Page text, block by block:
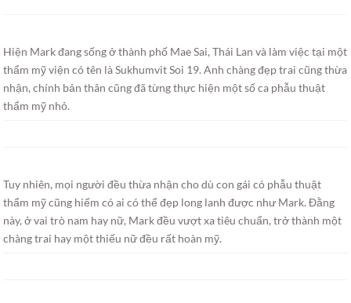
Hiện Mark đang sống ở thành phố Mae Sai, Thái Lan và làm việc tại một
thẩm mỹ viện có tên là Sukhumvit Soi 19. Anh chàng đẹp trai cũng thừa
nhận, chính bản thân cũng đã từng thực hiện một số ca phẫu thuật
thẩm mỹ nhỏ.
Tuy nhiên, mọi người đều thừa nhận cho dù con gái có phẫu thuật
thẩm mỹ cũng hiếm có ai có thể đẹp long lanh được như Mark. Đằng
này, ở vai trò nam hay nữ, Mark đều vượt xa tiêu chuẩn, trở thành một
chàng trai hay một thiếu nữ đều rất hoàn mỹ.